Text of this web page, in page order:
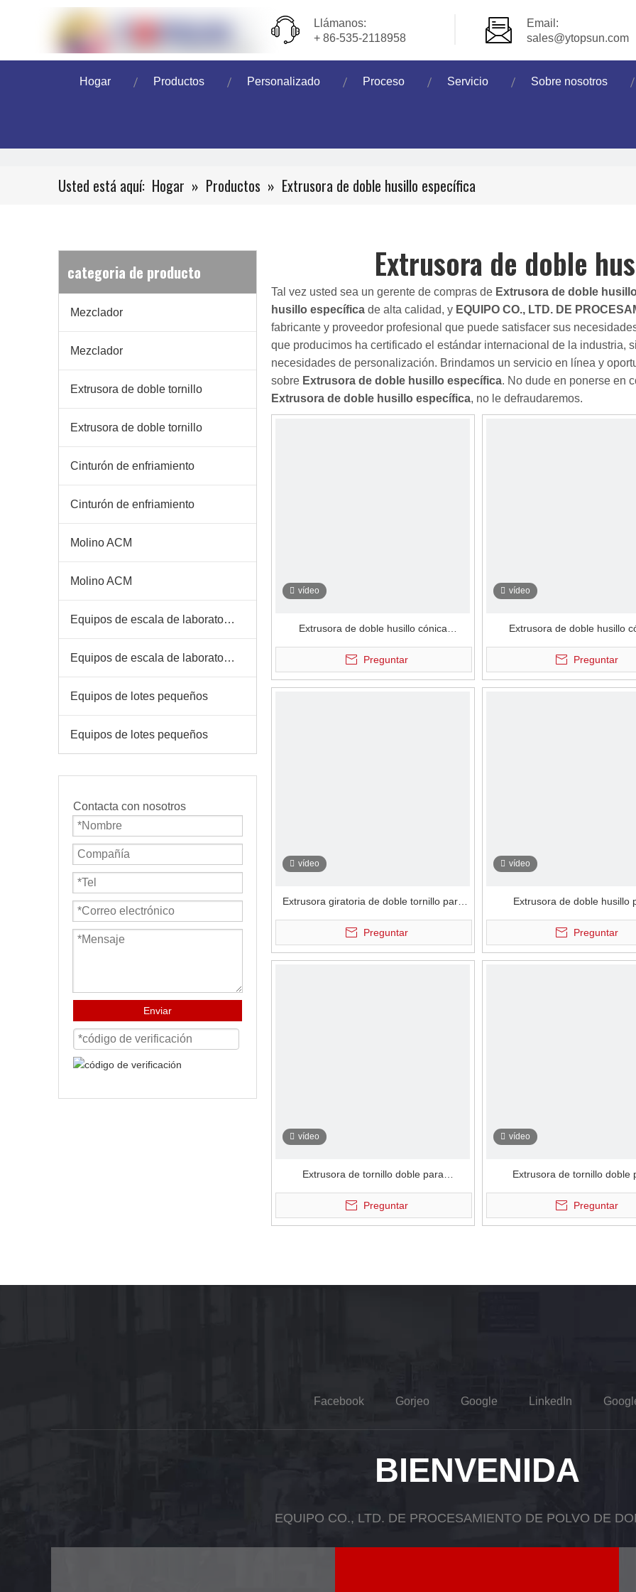
Llámanos:
+ 86-535-2118958
Email:
sales@ytopsun.com
Hogar Productos Personalizado Proceso Servicio Sobre nosotros
Usted está aquí: Hogar » Productos » Extrusora de doble husillo específica
categoria de producto
Mezclador
Mezclador
Extrusora de doble tornillo
Extrusora de doble tornillo
Cinturón de enfriamiento
Cinturón de enfriamiento
Molino ACM
Molino ACM
Equipos de escala de laboratorio
Equipos de escala de laboratorio
Equipos de lotes pequeños
Equipos de lotes pequeños
Contacta con nosotros
Enviar
Extrusora de doble
Tal vez usted sea un gerente de compras de Extrusora de doble
husillo específica de alta calidad, y EQUIPO CO., LTD. DE
fabricante y proveedor profesional que puede satisfacer sus
que producimos ha certificado el estándar internacional de la industria,
necesidades de personalización. Brindamos un servicio en línea y
sobre Extrusora de doble husillo específica. No dude en ponerse en
Extrusora de doble husillo específica, no le defraudaremos.
vídeo
Extrusora de doble husillo cónica
específica para procesamiento de
alimentos
Preguntar
vídeo
Extrusora de doble husillo
específica para
alimentos
Preguntar
vídeo
Extrusora giratoria de doble tornillo para
procesamiento de alimentos específico Co
Preguntar
vídeo
Extrusora de doble husillo
procesamiento de
alimentador lateral
Preguntar
vídeo
Extrusora de tornillo doble para
procesamiento de alimentos específico a
pequeña escala
Preguntar
vídeo
Extrusora de tornillo doble
procesamiento de alimentos
pequeña escala
Preguntar
Facebook Gorjeo Google LinkedIn
BIENVENIDA
EQUIPO CO., LTD. DE PROCESAMIENTO DE POLVO DE